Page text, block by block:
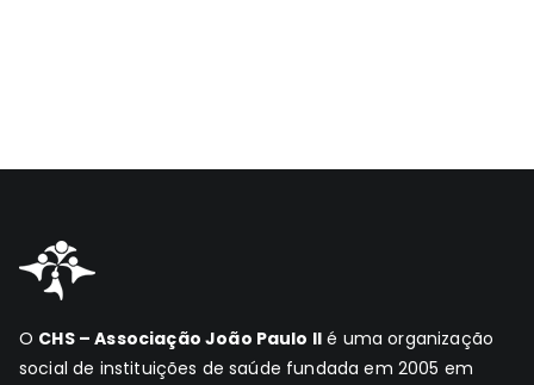
O CHS – Associação João Paulo II é uma organização
social de instituições de saúde fundada em 2005 em